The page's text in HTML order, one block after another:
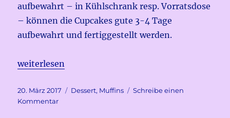
aufbewahrt – in Kühlschrank resp. Vorratsdose
– können die Cupcakes gute 3-4 Tage
aufbewahrt und fertiggestellt werden.
„Tiramisu Cupcakes“
weiterlesen
Veröffentlicht
am
20. März 2017 Kategorien
Dessert, Muffins
Schreibe einen
Kommentarzu